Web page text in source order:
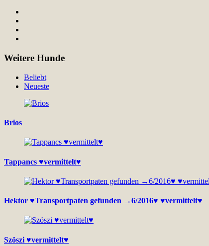
Weitere Hunde
Beliebt
Neueste
Brios
Tappancs ♥vermittelt♥
Hektor ♥Transportpaten gefunden →6/2016♥ ♥vermittelt♥
Szöszi ♥vermittelt♥